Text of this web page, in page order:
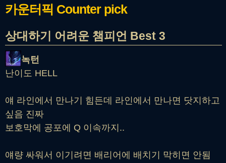
카운터픽 Counter pick
상대하기 어려운 챔피언 Best 3
녹턴
난이도 HELL
얘 라인에서 만나기 힘든데 라인에서 만나면 닷지하고
싶음 진짜
보호막에 공포에 Q 이속까지..
얘량 싸워서 이기려면 배리어에 배치기 막히면 안됨